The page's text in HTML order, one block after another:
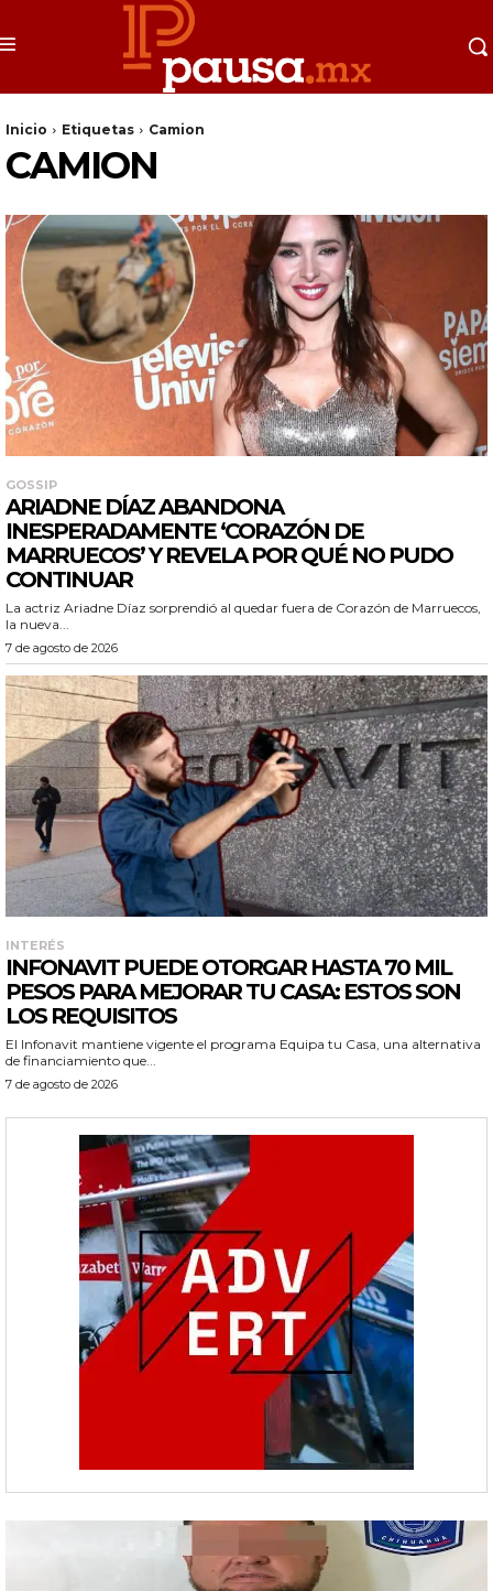
Inicio Etiquetas Camion
CAMION
GOSSIP
ARIADNE DÍAZ ABANDONA
INESPERADAMENTE ‘CORAZÓN DE
MARRUECOS’ Y REVELA POR QUÉ NO PUDO
CONTINUAR
La actriz Ariadne Díaz sorprendió al quedar fuera de Corazón de Marruecos,
la nueva...
7 de agosto de 2026
INTERÉS
INFONAVIT PUEDE OTORGAR HASTA 70 MIL
PESOS PARA MEJORAR TU CASA: ESTOS SON
LOS REQUISITOS
El Infonavit mantiene vigente el programa Equipa tu Casa, una alternativa
de financiamiento que...
7 de agosto de 2026